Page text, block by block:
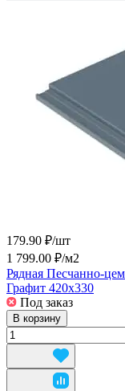
179.90 ₽/шт
1 799.00 ₽/м2
Рядная Песчанно-
Графит 420х330
Под заказ
В корзину